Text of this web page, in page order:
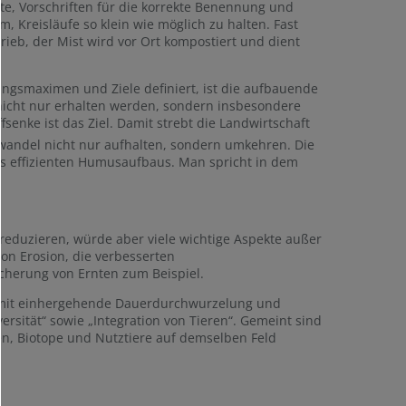
Vorschriften für die korrekte Benennung und
Kreisläufe so klein wie möglich zu halten. Fast
der Mist wird vor Ort kompostiert und dient
und Ziele definiert, ist die aufbauende
nur erhalten werden, sondern insbesondere
ist das Ziel. Damit strebt die Landwirtschaft
nicht nur aufhalten, sondern umkehren. Die
effizienten Humusaufbaus. Man spricht in dem
würde aber viele wichtige Aspekte außer
Erosion, die verbesserten
von Ernten zum Beispiel.
einhergehende Dauerdurchwurzelung und
sowie „Integration von Tieren“. Gemeint sind
Biotope und Nutztiere auf demselben Feld